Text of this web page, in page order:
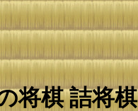
将棋 詰将棋